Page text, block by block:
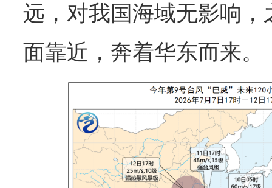
远，对我国海域无影响
面靠近，奔着华东而来。